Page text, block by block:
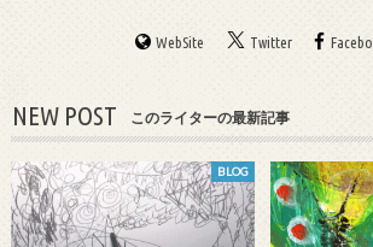
WebSite Twitter
NEW POST このライターの最新記事
BLOG